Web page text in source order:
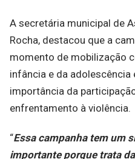
A secretária municipal de
Rocha, destacou que a
momento de mobilização
infância e da adolescência
importância da
enfrentamento à violência.
“Essa campanha tem um
importante porque trata